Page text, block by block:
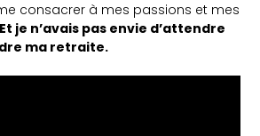
consacrer à mes passions et mes
Et je n’avais pas envie d’attendre
ma retraite.